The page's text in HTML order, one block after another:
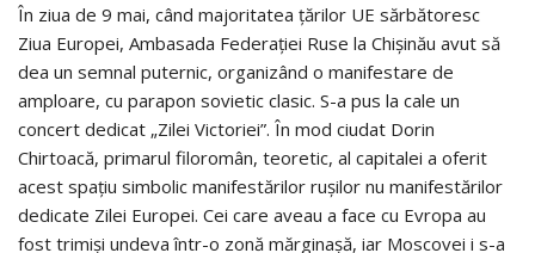
În ziua de 9 mai, când majoritatea ţărilor UE sărbătoresc
Ziua Europei, Ambasada Federaţiei Ruse la Chişinău avut să
dea un semnal puternic, organizând o manifestare de
amploare, cu parapon sovietic clasic. S-a pus la cale un
concert dedicat „Zilei Victoriei”. În mod ciudat Dorin
Chirtoacă, primarul filoromân, teoretic, al capitalei a oferit
acest spațiu simbolic manifestărilor rușilor nu manifestărilor
dedicate Zilei Europei. Cei care aveau a face cu Evropa au
fost trimiși undeva într-o zonă mărginașă, iar Moscovei i s-a